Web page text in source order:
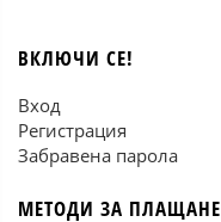
ВКЛЮЧИ СЕ!
Вход
Регистрация
Забравена парола
МЕТОДИ ЗА ПЛАЩАНЕ